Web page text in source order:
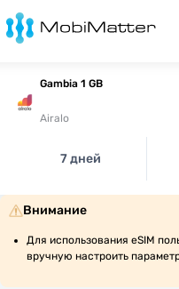
Gambia 1 GB
Airalo
7 дней
Внимание
Для использования eSIM
вручную настроить